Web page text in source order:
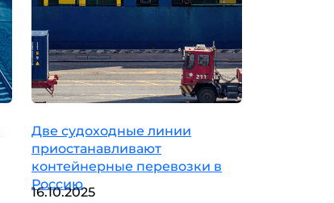
Две судоходные линии
приостанавливают
контейнерные перевозки в
Россию
16.10.2025